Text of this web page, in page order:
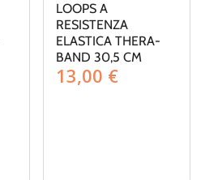
LOOPS A
RESISTENZA
ELASTICA THERA-
BAND 30,5 CM
13,00 €